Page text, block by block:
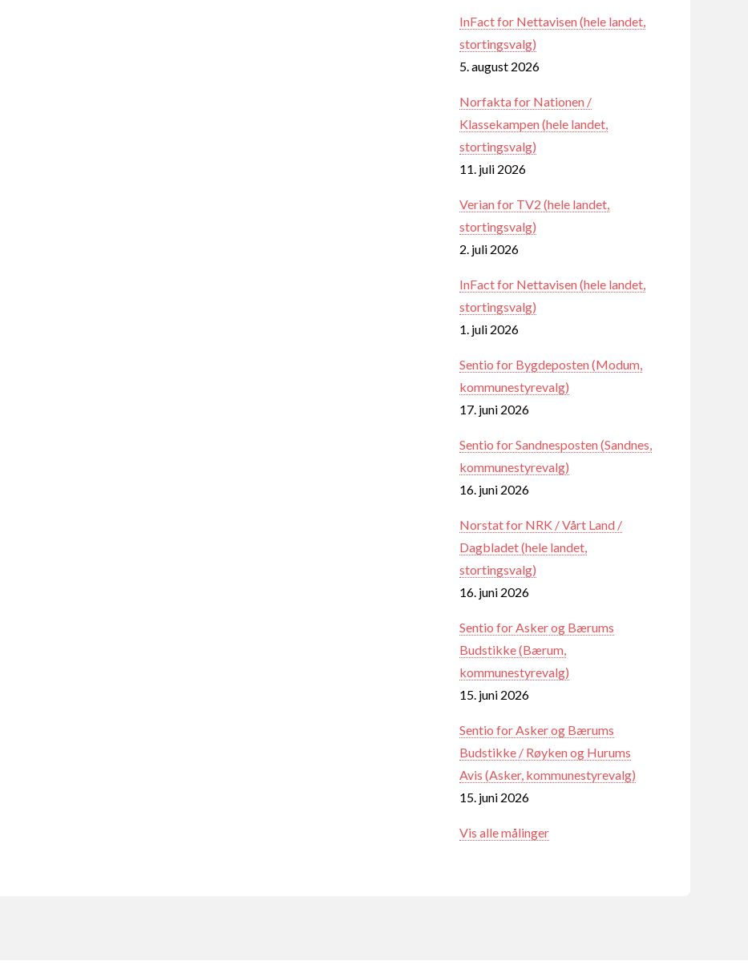
InFact for Nettavisen (hele landet,
stortingsvalg)
5. august 2026
Norfakta for Nationen /
Klassekampen (hele landet,
stortingsvalg)
11. juli 2026
Verian for TV2 (hele landet,
stortingsvalg)
2. juli 2026
InFact for Nettavisen (hele landet,
stortingsvalg)
1. juli 2026
Sentio for Bygdeposten (Modum,
kommunestyrevalg)
17. juni 2026
Sentio for Sandnesposten (Sandnes,
kommunestyrevalg)
16. juni 2026
Norstat for NRK / Vårt Land /
Dagbladet (hele landet,
stortingsvalg)
16. juni 2026
Sentio for Asker og Bærums
Budstikke (Bærum,
kommunestyrevalg)
15. juni 2026
Sentio for Asker og Bærums
Budstikke / Røyken og Hurums
Avis (Asker, kommunestyrevalg)
15. juni 2026
Vis alle målinger